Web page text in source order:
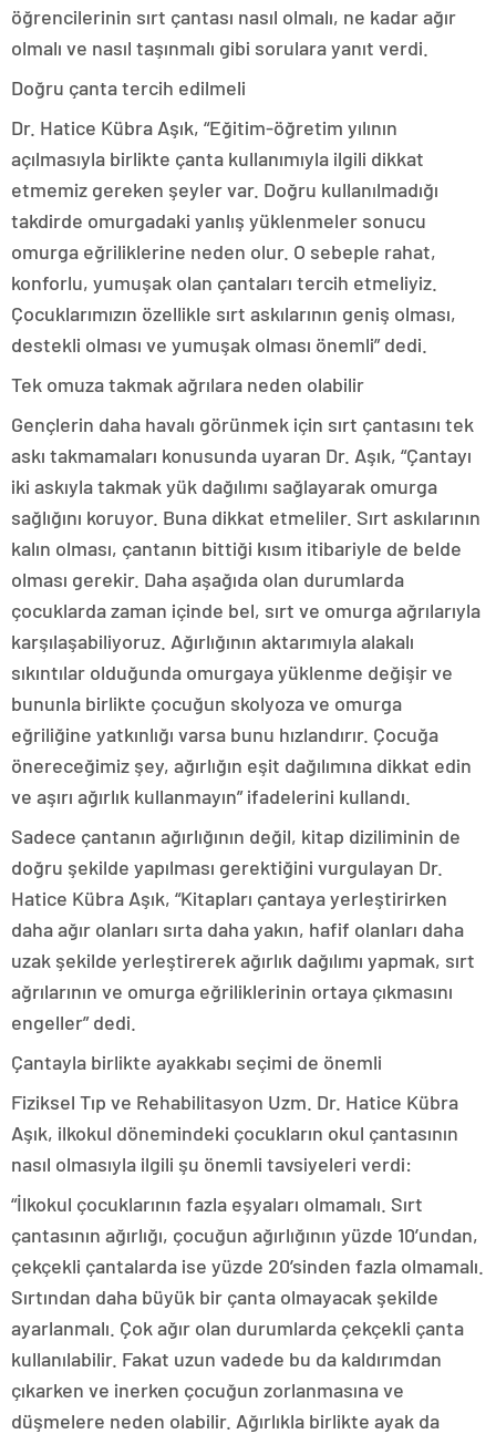
öğrencilerinin sırt çantası nasıl olmalı, ne kadar ağır
olmalı ve nasıl taşınmalı gibi sorulara yanıt verdi.
Doğru çanta tercih edilmeli
Dr. Hatice Kübra Aşık, “Eğitim-öğretim yılının
açılmasıyla birlikte çanta kullanımıyla ilgili dikkat
etmemiz gereken şeyler var. Doğru kullanılmadığı
takdirde omurgadaki yanlış yüklenmeler sonucu
omurga eğriliklerine neden olur. O sebeple rahat,
konforlu, yumuşak olan çantaları tercih etmeliyiz.
Çocuklarımızın özellikle sırt askılarının geniş olması,
destekli olması ve yumuşak olması önemli” dedi.
Tek omuza takmak ağrılara neden olabilir
Gençlerin daha havalı görünmek için sırt çantasını tek
askı takmamaları konusunda uyaran Dr. Aşık, “Çantayı
iki askıyla takmak yük dağılımı sağlayarak omurga
sağlığını koruyor. Buna dikkat etmeliler. Sırt askılarının
kalın olması, çantanın bittiği kısım itibariyle de belde
olması gerekir. Daha aşağıda olan durumlarda
çocuklarda zaman içinde bel, sırt ve omurga ağrılarıyla
karşılaşabiliyoruz. Ağırlığının aktarımıyla alakalı
sıkıntılar olduğunda omurgaya yüklenme değişir ve
bununla birlikte çocuğun skolyoza ve omurga
eğriliğine yatkınlığı varsa bunu hızlandırır. Çocuğa
önereceğimiz şey, ağırlığın eşit dağılımına dikkat edin
ve aşırı ağırlık kullanmayın” ifadelerini kullandı.
Sadece çantanın ağırlığının değil, kitap diziliminin de
doğru şekilde yapılması gerektiğini vurgulayan Dr.
Hatice Kübra Aşık, “Kitapları çantaya yerleştirirken
daha ağır olanları sırta daha yakın, hafif olanları daha
uzak şekilde yerleştirerek ağırlık dağılımı yapmak, sırt
ağrılarının ve omurga eğriliklerinin ortaya çıkmasını
engeller” dedi.
Çantayla birlikte ayakkabı seçimi de önemli
Fiziksel Tıp ve Rehabilitasyon Uzm. Dr. Hatice Kübra
Aşık, ilkokul dönemindeki çocukların okul çantasının
nasıl olmasıyla ilgili şu önemli tavsiyeleri verdi:
“İlkokul çocuklarının fazla eşyaları olmamalı. Sırt
çantasının ağırlığı, çocuğun ağırlığının yüzde 10’undan,
çekçekli çantalarda ise yüzde 20’sinden fazla olmamalı.
Sırtından daha büyük bir çanta olmayacak şekilde
ayarlanmalı. Çok ağır olan durumlarda çekçekli çanta
kullanılabilir. Fakat uzun vadede bu da kaldırımdan
çıkarken ve inerken çocuğun zorlanmasına ve
düşmelere neden olabilir. Ağırlıkla birlikte ayak da